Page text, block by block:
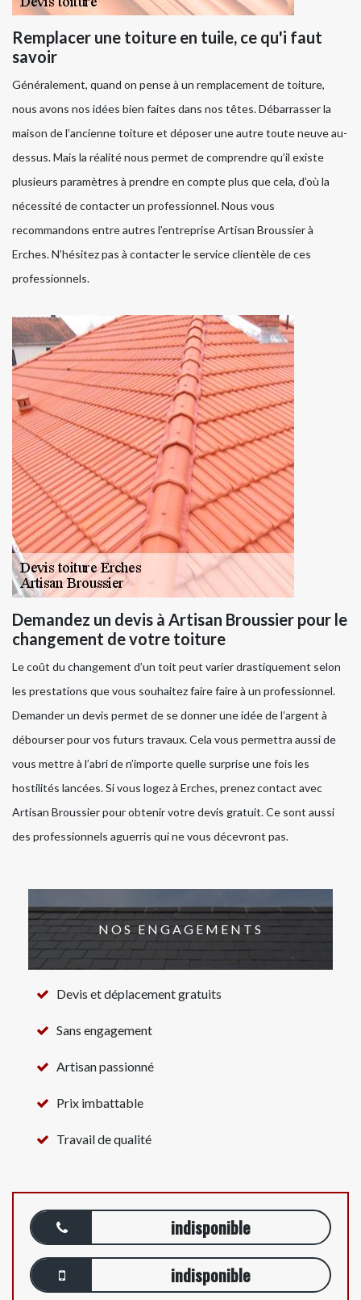
Remplacer une toiture en tuile, ce qu'i faut
savoir
Généralement, quand on pense à un remplacement de toiture,
nous avons nos idées bien faites dans nos têtes. Débarrasser la
maison de l’ancienne toiture et déposer une autre toute neuve au-
dessus. Mais la réalité nous permet de comprendre qu’il existe
plusieurs paramètres à prendre en compte plus que cela, d’où la
nécessité de contacter un professionnel. Nous vous
recommandons entre autres l’entreprise Artisan Broussier à
Erches. N’hésitez pas à contacter le service clientèle de ces
professionnels.
Demandez un devis à Artisan Broussier pour le
changement de votre toiture
Le coût du changement d’un toit peut varier drastiquement selon
les prestations que vous souhaitez faire faire à un professionnel.
Demander un devis permet de se donner une idée de l’argent à
débourser pour vos futurs travaux. Cela vous permettra aussi de
vous mettre à l’abri de n’importe quelle surprise une fois les
hostilités lancées. Si vous logez à Erches, prenez contact avec
Artisan Broussier pour obtenir votre devis gratuit. Ce sont aussi
des professionnels aguerris qui ne vous décevront pas.
NOS ENGAGEMENTS
Devis et déplacement gratuits
Sans engagement
Artisan passionné
Prix imbattable
Travail de qualité
indisponible
indisponible